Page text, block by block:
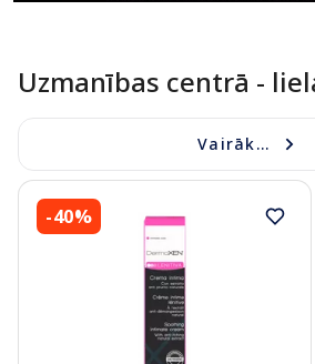
Uzmanības centrā -
Vairāk...
-40%